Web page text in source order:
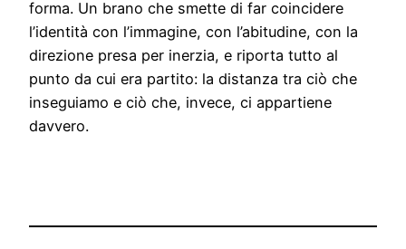
forma. Un brano che smette di far coincidere
l’identità con l’immagine, con l’abitudine, con la
direzione presa per inerzia, e riporta tutto al
punto da cui era partito: la distanza tra ciò che
inseguiamo e ciò che, invece, ci appartiene
davvero.